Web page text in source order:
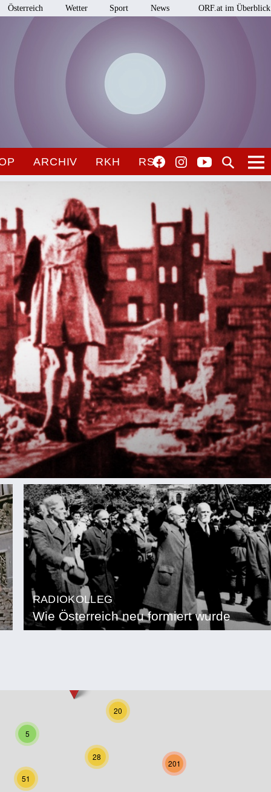
Österreich Wetter Sport News ORF.at im Überblick
ARCHIV RKH RSO
RADIOKOLLEG
Wie Österreich neu formiert wurde
28
20
51
201
5